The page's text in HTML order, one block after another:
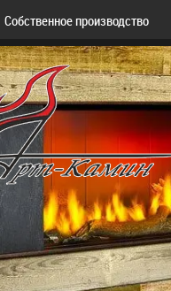
Собственное производство